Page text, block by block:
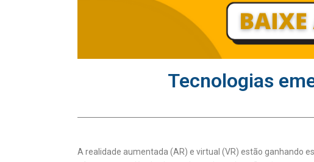
Tecnologias
A realidade aumentada (AR) e virtual (VR) estão ganhando